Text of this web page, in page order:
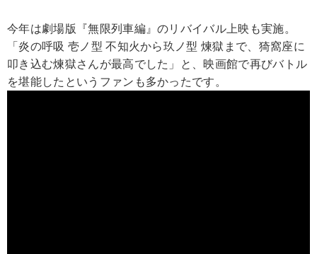
今年は劇場版『無限列車編』のリバイバル上映も実施。
「炎の呼吸 壱ノ型 不知火から玖ノ型 煉獄まで、猗窩座に
叩き込む煉獄さんが最高でした」と、映画館で再びバトル
を堪能したというファンも多かったです。